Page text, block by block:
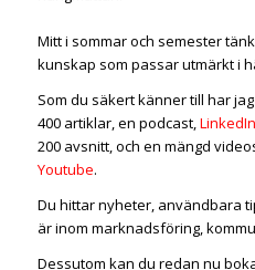
Mitt i sommar och semester
kunskap som passar utmärkt i
Som du säkert känner till har
400 artiklar, en podcast,
200 avsnitt, och en mängd
Youtube.
Du hittar nyheter, användbara
är inom marknadsföring,
Dessutom kan du redan nu